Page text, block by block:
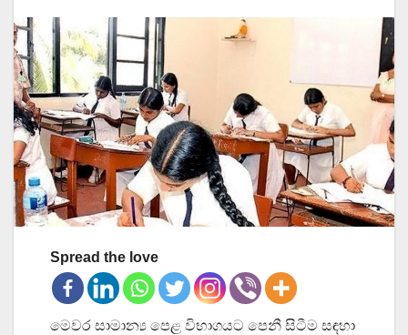
Spread the love
මෙවර සාමාන්‍ය පෙළ විභාගයට පෙනී සිටීම සඳහා